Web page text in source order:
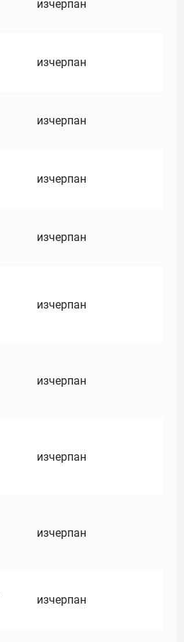
изчерпан
изчерпан
изчерпан
изчерпан
изчерпан
изчерпан
изчерпан
изчерпан
изчерпан
изчерпан